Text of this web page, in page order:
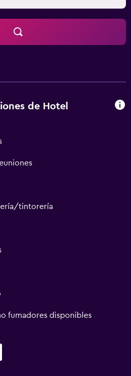
de Hotel
tintorería
fumadores disponibles